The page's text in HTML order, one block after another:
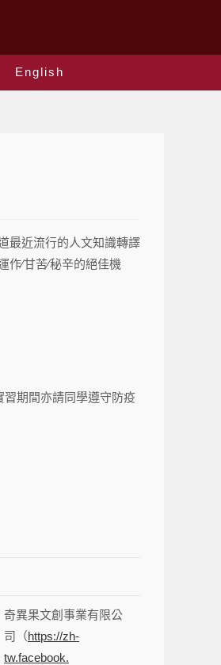
English
最近流行的人文知識轉譯
∕甘苦∕秘辛的絕佳機
期間亦請同學遵守防疫
奇異果文創事業有限公
司（https://zh-
tw.facebook.